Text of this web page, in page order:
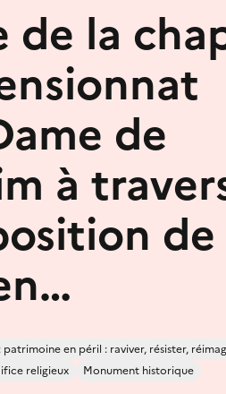
de la
de
à
de
patrimoine en péril : raviver, résister,
religieux Monument historique